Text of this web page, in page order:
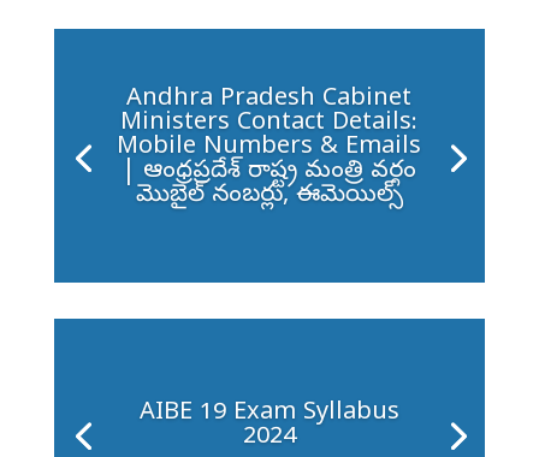
Andhra Pradesh Cabinet
Ministers Contact Details:
Mobile Numbers & Emails
| ఆంధ్రప్రదేశ్ రాష్ట్ర మంత్రి వర్గం
మొబైల్ నంబర్లు, ఈమెయిల్స్
AIBE 19 Exam Syllabus
2024